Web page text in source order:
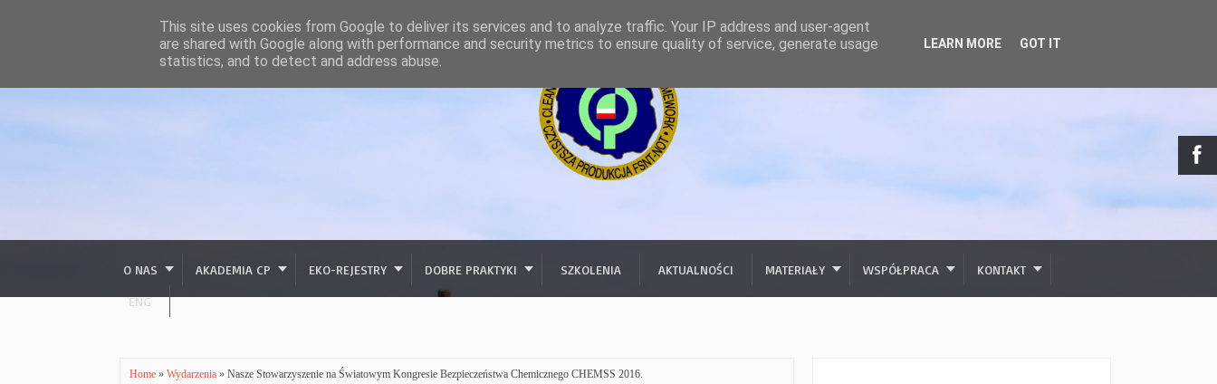
O NAS AKADEMIA CP EKO-REJESTRY DOBRE PRAKTYKI SZKOLENIA AKTUALNOŚCI MATERIAŁY WSPÓŁPRACA KONTAKT
ENG
Home » Wydarzenia » Nasze Stowarzyszenie na Światowym Kongresie Bezpieczeństwa Chemicznego CHEMSS 2016.
This site uses cookies from Google to deliver its services and to analyze traffic. Your IP address and user-agent
are shared with Google along with performance and security metrics to ensure quality of service, generate usage
statistics, and to detect and address abuse.
LEARN MORE GOT IT